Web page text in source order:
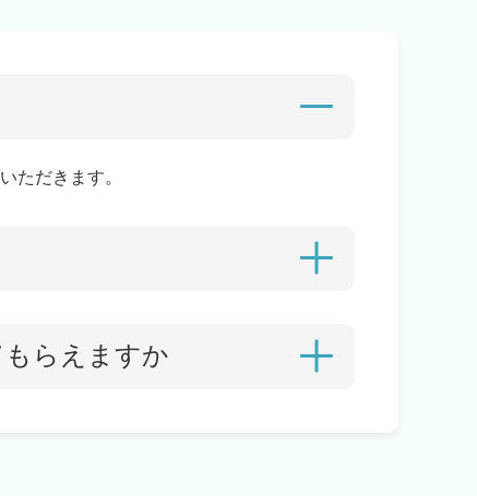
ただきます。
らえますか